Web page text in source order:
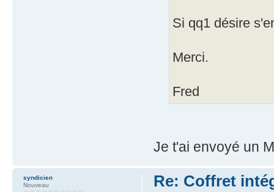
Si qq1 désire
Merci.
Fred
Je t'ai envoyé un
Re: Coffret
syndicien
Nouveau